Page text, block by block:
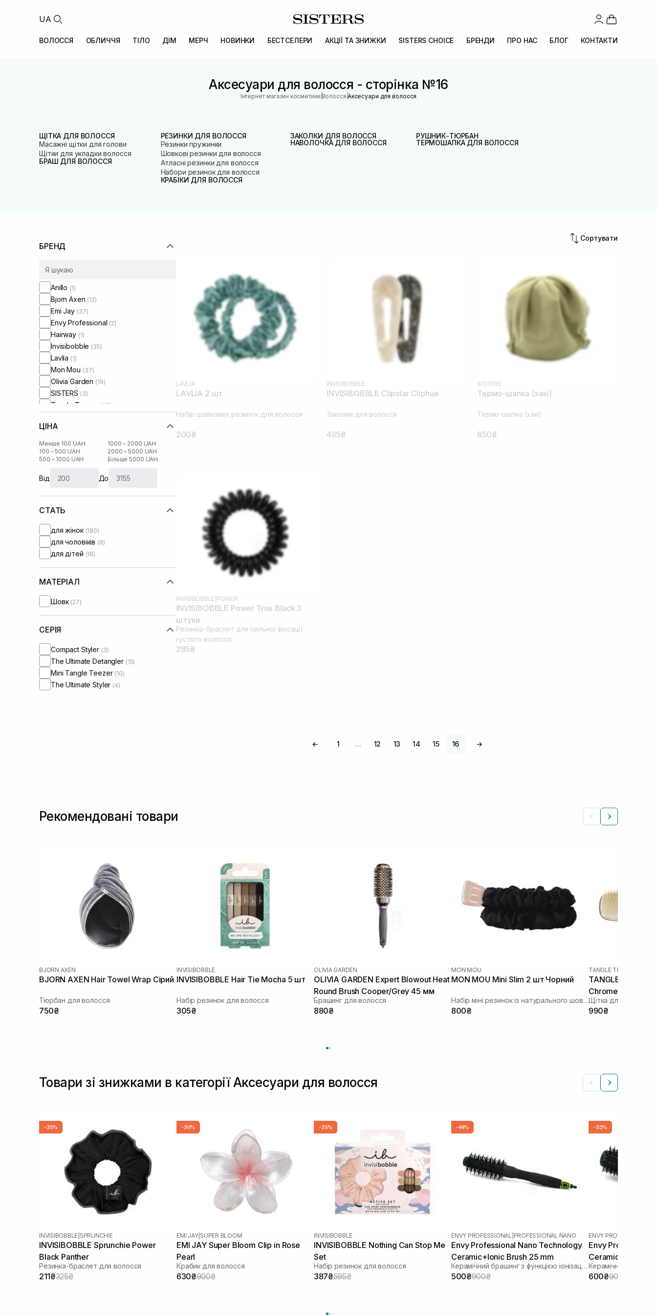
UA
ВОЛОССЯ ОБЛИЧЧЯ ТІЛО ДІМ МЕРЧ НОВИНКИ БЕСТСЕЛЕРИ АКЦІЇ ТА ЗНИЖКИ SISTERS CHOICE БРЕНДИ ПРО НАС БЛОГ КОНТАКТИ
Аксесуари для волосся - сторінка №16
Інтернет магазин косметики |Волосся |Аксесуари для волосся
ЩІТКА ДЛЯ ВОЛОССЯ
Масажні щітки для голови
Щітки для укладки волосся
БРАШ ДЛЯ ВОЛОССЯ
РЕЗИНКИ ДЛЯ ВОЛОССЯ
Резинки пружинки
Шовкові резинки для волосся
Атласні резинки для волосся
Набори резинок для волосся
КРАБІКИ ДЛЯ ВОЛОССЯ
ЗАКОЛКИ ДЛЯ ВОЛОССЯ
НАВОЛОЧКА ДЛЯ ВОЛОССЯ
РУШНИК-ТЮРБАН
ТЕРМОШАПКА ДЛЯ ВОЛОССЯ
БРЕНД
Anillo (1)
Bjorn Axen (12)
Emi Jay (37)
Envy Professional (2)
Hairway (1)
Invisibobble (35)
Lavlia (1)
Mon Mou (37)
Olivia Garden (19)
SISTERS (3)
Tangle Teezer (37)
ЦІНА
Менше 100 UAH
100 – 500 UAH
500 – 1000 UAH
1000 – 2000 UAH
2000 – 5000 UAH
Більше 5000 UAH
Від До
СТАТЬ
для жінок (180)
для чоловіків (8)
для дітей (18)
МАТЕРІАЛ
Шовк (27)
СЕРІЯ
Compact Styler (3)
The Ultimate Detangler (15)
Mini Tangle Teezer (10)
The Ultimate Styler (4)
Сортувати
LAVLIA
LAVLIA 2 шт
Набір шовкових резинок для волосся
200₴
INVISIBOBBLE
INVISIBOBBLE Clipstar Cliphue
Заколки для волосся
465₴
SISTERS
Термо-шапка (хакі)
Термо-шапка (хакі)
650₴
INVISIBOBBLE POWER
INVISIBOBBLE Power True Black 3
штуки
Резинка-браслет для сильної фіксації
густого волосся
285₴
← 1 … 12 13 14 15 16 →
Рекомендовані товари
BJORN AXEN
BJORN AXEN Hair Towel Wrap Сірий
Тюрбан для волосся
750₴
INVISIBOBBLE
INVISIBOBBLE Hair Tie Mocha 5 шт
Набір резинок для волосся
305₴
OLIVIA GARDEN
OLIVIA GARDEN Expert Blowout Heat
Round Brush Cooper/Grey 45 мм
Брашинг для волосся
880₴
MON MOU
MON MOU Mini Slim 2 шт Чорний
Набір міні резинок із натурального шовку
800₴
TANGLE TEEZER
TANGLE TEEZER
Chrome Neo Gold
Щітка для волосся
990₴
Товари зі знижками в категорії Аксесуари для волосся
-35%
INVISIBOBBLE SPRUNCHIE
INVISIBOBBLE Sprunchie Power
Black Panther
Резинка-браслет для волосся
211₴325₴
-30%
EMI JAY SUPER BLOOM
EMI JAY Super Bloom Clip in Rose
Pearl
Крабик для волосся
630₴900₴
-35%
INVISIBOBBLE
INVISIBOBBLE Nothing Can Stop Me
Set
Набір резинок для волосся
387₴595₴
-44%
ENVY PROFESSIONAL PROFESSIONAL NANO
Envy Professional Nano Technology
Ceramic+Ionic Brush 25 mm
Керамічний брашинг з функцією іонізації 25 мм
500₴900₴
-33%
ENVY PROFESSIONAL
Envy Professional
Ceramic+Ionic
600₴900₴